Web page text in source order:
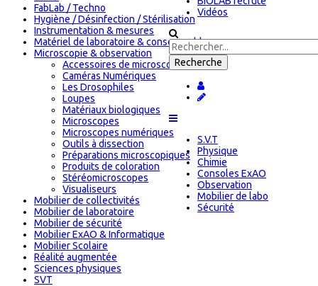
Vidéos
S.V.T
Physique
Chimie
Consoles ExAO
Observation
Mobilier de labo
Sécurité
FabLab / Techno
Hygiène / Désinfection / Stérilisation
Instrumentation & mesures
Matériel de laboratoire & consommables
Microscopie & observation
Accessoires de microscopie
Caméras Numériques
Les Drosophiles
Loupes
Matériaux biologiques
Microscopes
Microscopes numériques
Outils à dissection
Préparations microscopiques
Produits de coloration
Stéréomicroscopes
Visualiseurs
Mobilier de collectivités
Mobilier de laboratoire
Mobilier de sécurité
Mobilier ExAO & Informatique
Mobilier Scolaire
Réalité augmentée
Sciences physiques
SVT